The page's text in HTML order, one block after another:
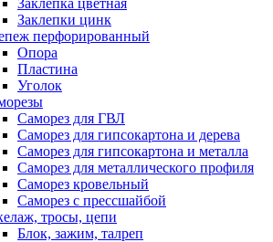
Заклепка цветная
Заклепки цинк
перфорированный
Опора
Пластина
Уголок
Саморез для ГВЛ
Саморез для гипсокартона и дерева
Саморез для гипсокартона и металла
Саморез для металлического профиля
Саморез кровельный
Саморез с прессшайбой
тросы, цепи
Блок, зажим, талреп